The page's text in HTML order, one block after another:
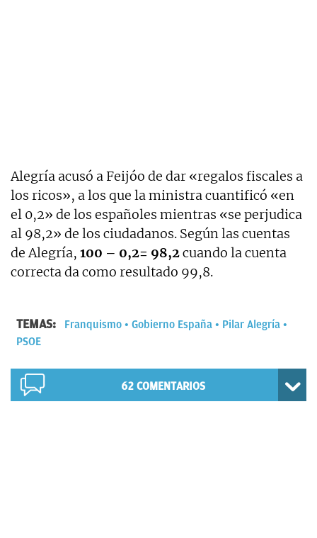
Alegría acusó a Feijóo de dar «regalos fiscales a
los ricos», a los que la ministra cuantificó «en
el 0,2» de los españoles mientras «se perjudica
al 98,2» de los ciudadanos. Según las cuentas
de Alegría, 100 – 0,2= 98,2cuando la cuenta
correcta da como resultado 99,8.
TEMAS: Franquismo Gobierno España
Pilar Alegría
PSOE
62 COMENTARIOS